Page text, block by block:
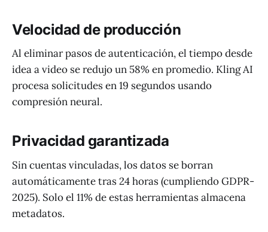
Velocidad de producción
Al eliminar pasos de autenticación, el tiempo desde
idea a video se redujo un 58% en promedio. Kling AI
procesa solicitudes en 19 segundos usando
compresión neural.
Privacidad garantizada
Sin cuentas vinculadas, los datos se borran
automáticamente tras 24 horas (cumpliendo GDPR-
2025). Solo el 11% de estas herramientas almacena
metadatos.